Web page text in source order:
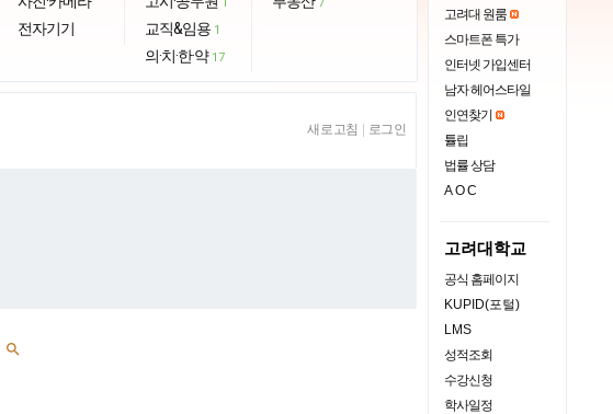
전자기기
교직&임용 1
의·치·한·약 17
새로고침 로그인

고려대 원룸
스마트폰 특가
인터넷 가입센터
남자 헤어스타일
인연찾기
튤립
법률 상담
AOC
고려대학교
공식 홈페이지
KUPID(포털)
LMS
성적조회
수강신청
학사일정